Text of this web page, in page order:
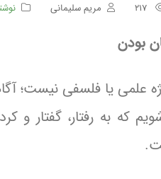
مریم سلیمانی
بودن
علمی یا فلسفی نیست؛
که به رفتار، گفتار و